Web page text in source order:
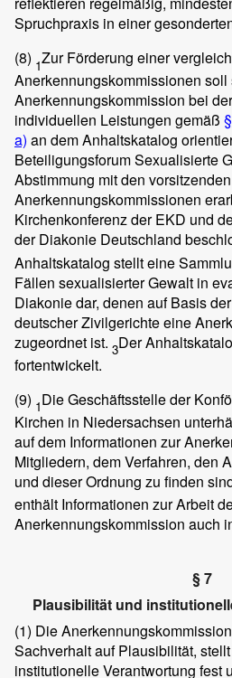
Spruchpraxis in einer
(8) 1Zur Förderung einer
Anerkennungskommissionen soll
Anerkennungskommission bei
individuellen Leistungen gemäß
a) an dem Anhaltskatalog
Beteiligungsforum Sexualisierte
Abstimmung mit den
Anerkennungskommissionen
Kirchenkonferenz der EKD und
der Diakonie Deutschland
Anhaltskatalog stellt eine
Fällen sexualisierter Gewalt in
Diakonie dar, denen auf Basis
deutscher Zivilgerichte eine
zugeordnet ist. 3Der
fortentwickelt.
(9) 1Die Geschäftsstelle der
Kirchen in Niedersachsen
auf dem Informationen zur
Mitgliedern, dem Verfahren, den
und dieser Ordnung zu finden
enthält Informationen zur Arbeit
Anerkennungskommission auch
§ 7
Plausibilität und
(1) Die
Sachverhalt auf Plausibilität,
institutionelle Verantwortung fest